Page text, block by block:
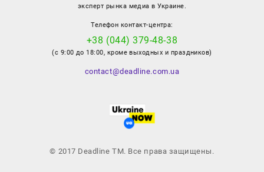
эксперт рынка медиа в Украине.
Телефон контакт-центра:
+38 (044) 379-48-38
(с 9:00 до 18:00, кроме выходных и праздников)
contact@deadline.com.ua
© 2017 Deadline TM. Все права защищены.